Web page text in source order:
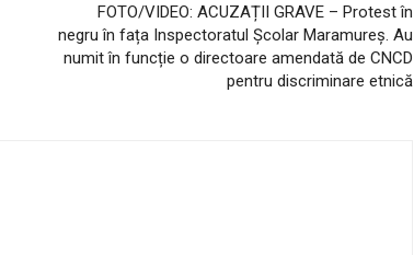
FOTO/VIDEO: ACUZAȚII GRAVE – Protest în
negru în fața Inspectoratul Școlar Maramureș. Au
numit în funcție o directoare amendată de CNCD
pentru discriminare etnică